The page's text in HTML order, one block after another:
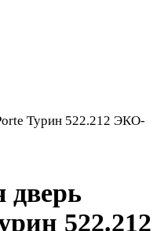
Турин 522.212 ЭКО-
522.212